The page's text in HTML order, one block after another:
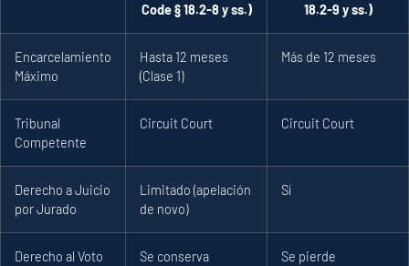
Code § 18.2-8 y ss.)
18.2-9 y ss.)
Encarcelamiento
Máximo
Hasta 12 meses
(Clase 1)
Más de 12 meses
Tribunal
Competente
Circuit Court Circuit Court
Derecho a Juicio
por Jurado
Limitado (apelación
de novo)
Sí
Derecho al Voto Se conserva
Se pierde